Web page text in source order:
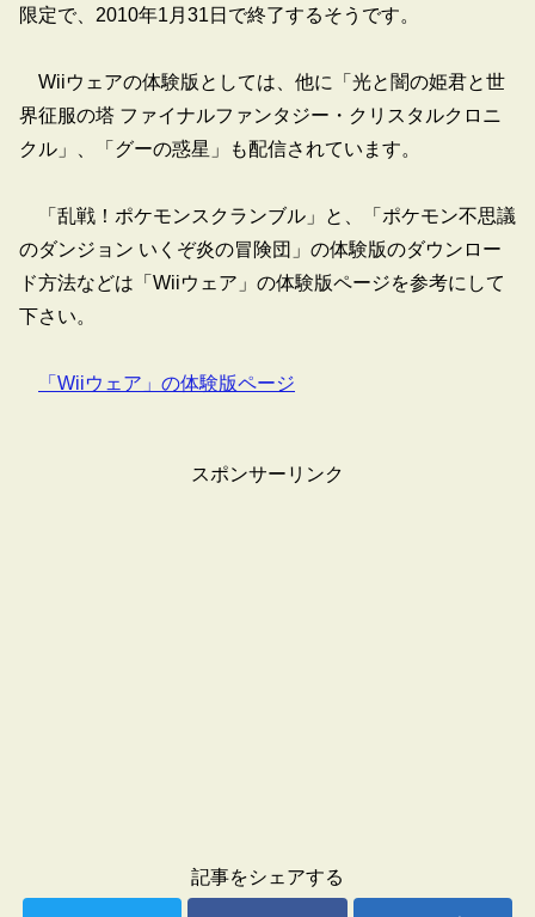
限定で、2010年1月31日で終了するそうです。
Wiiウェアの体験版としては、他に「光と闇の姫君と世
界征服の塔 ファイナルファンタジー・クリスタルクロニ
クル」、「グーの惑星」も配信されています。
「乱戦！ポケモンスクランブル」と、「ポケモン不思議
のダンジョン いくぞ炎の冒険団」の体験版のダウンロー
ド方法などは「Wiiウェア」の体験版ページを参考にして
下さい。
「Wiiウェア」の体験版ページ
スポンサーリンク
記事をシェアする